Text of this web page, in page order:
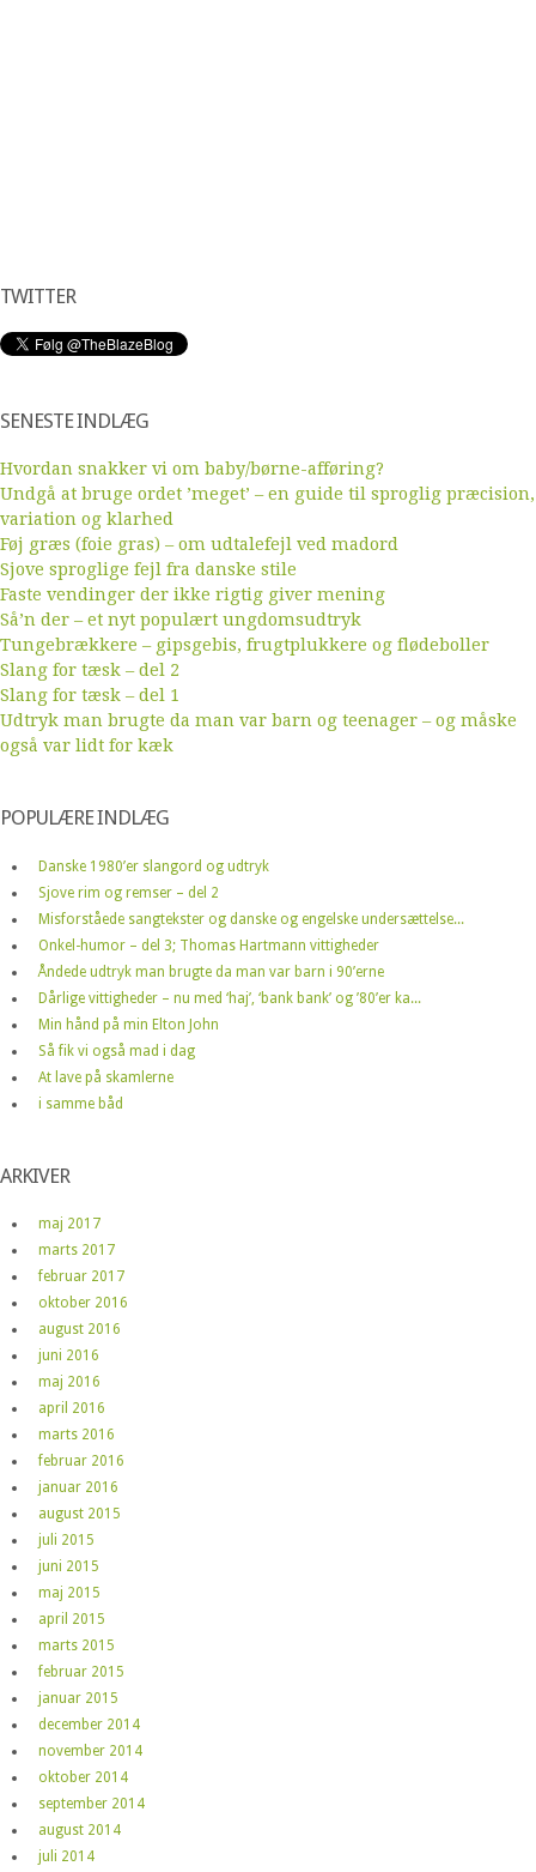
TWITTER
SENESTE INDLÆG
Hvordan snakker vi om baby/børne-afføring?
Undgå at bruge ordet ’meget’ – en guide til sproglig præcision,
variation og klarhed
Føj græs (foie gras) – om udtalefejl ved madord
Sjove sproglige fejl fra danske stile
Faste vendinger der ikke rigtig giver mening
Så’n der – et nyt populært ungdomsudtryk
Tungebrækkere – gipsgebis, frugtplukkere og flødeboller
Slang for tæsk – del 2
Slang for tæsk – del 1
Udtryk man brugte da man var barn og teenager – og måske
også var lidt for kæk
POPULÆRE INDLÆG
Danske 1980’er slangord og udtryk
Sjove rim og remser – del 2
Misforståede sangtekster og danske og engelske undersættelse...
Onkel-humor – del 3; Thomas Hartmann vittigheder
Åndede udtryk man brugte da man var barn i 90’erne
Dårlige vittigheder – nu med ‘haj’, ‘bank bank’ og ’80’er ka...
Min hånd på min Elton John
Så fik vi også mad i dag
At lave på skamlerne
i samme båd
ARKIVER
maj 2017
marts 2017
februar 2017
oktober 2016
august 2016
juni 2016
maj 2016
april 2016
marts 2016
februar 2016
januar 2016
august 2015
juli 2015
juni 2015
maj 2015
april 2015
marts 2015
februar 2015
januar 2015
december 2014
november 2014
oktober 2014
september 2014
august 2014
juli 2014